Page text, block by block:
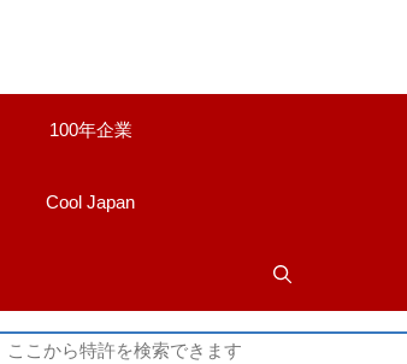
100年企業
Cool Japan